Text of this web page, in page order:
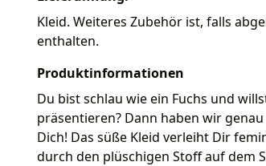
Kleid. Weiteres Zubehör ist, falls
enthalten.
Produktinformationen
Du bist schlau wie ein Fuchs und
präsentieren? Dann haben wir
Dich! Das süße Kleid verleiht Dir
durch den plüschigen Stoff auf dem